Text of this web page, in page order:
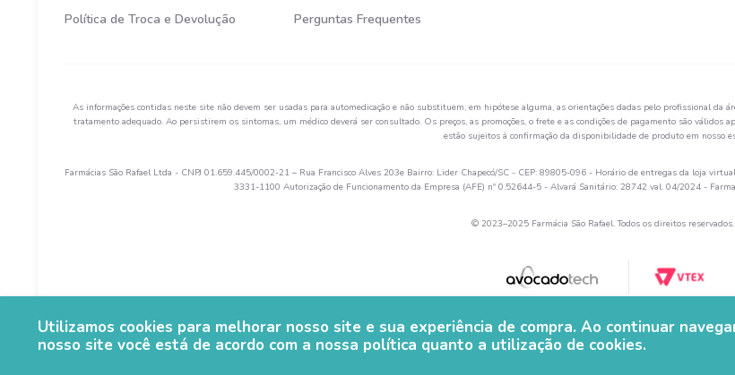
Utilizamos cookies para melhorar nosso site e sua experiência de compra. Ao continuar
nosso site você está de acordo com a nossa política quanto a utilização de cookies.
Política de Troca e Devolução
Perguntas Frequentes
As informações contidas neste site não devem ser usadas para automedicação e não substituem, em hipótese alguma, as orientações dadas pelo profissional da
tratamento adequado. Ao persistirem os sintomas, um médico deverá ser consultado. Os preços, as promoções, o frete e as condições de pagamento são
estão sujeitos à confirmação da disponibilidade de produto em nosso
Farmácias São Rafael Ltda - CNPJ 01.659.445/0002-21 – Rua Francisco Alves 203e Bairro: Lider Chapecó/SC - CEP: 89805-096 - Horário de entregas da loja
3331-1100 Autorização de Funcionamento da Empresa (AFE) nº 0.52644-5 - Alvará Sanitário: 28742 val. 04/2024 -
© 2023–2025 Farmácia São Rafael. Todos os direitos reservados.